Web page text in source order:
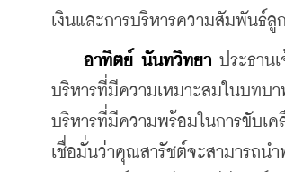
เงินและการบริหารความสัมพันธ์ลู
อาทิตย์ นันทวิทยา ประธาน
บริหารที่มีความเหมาะสมในบทบ
บริหารที่มีความพร้อมในการขับเ
เชื่อมั่นว่าคุณสารัชต์จะสามารถน